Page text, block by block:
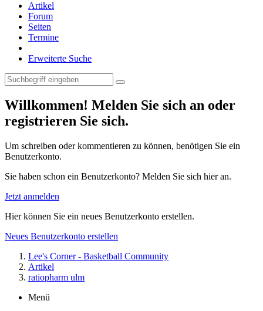
Artikel
Forum
Seiten
Termine
Erweiterte Suche
Willkommen! Melden Sie sich an oder
registrieren Sie sich.
Um schreiben oder kommentieren zu können, benötigen Sie ein
Benutzerkonto.
Sie haben schon ein Benutzerkonto? Melden Sie sich hier an.
Jetzt anmelden
Hier können Sie ein neues Benutzerkonto erstellen.
Neues Benutzerkonto erstellen
Lee's Corner - Basketball Community
Artikel
ratiopharm ulm
Menü